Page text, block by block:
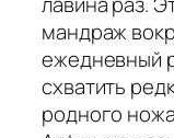
мандраж
ежедневный
схватить
родного